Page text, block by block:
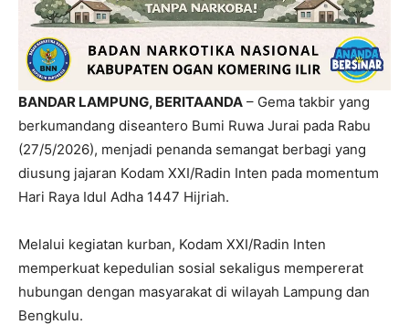
BANDAR LAMPUNG, BERITAANDA – Gema takbir yang
berkumandang diseantero Bumi Ruwa Jurai pada Rabu
(27/5/2026), menjadi penanda semangat berbagi yang
diusung jajaran Kodam XXI/Radin Inten pada momentum
Hari Raya Idul Adha 1447 Hijriah.
Melalui kegiatan kurban, Kodam XXI/Radin Inten
memperkuat kepedulian sosial sekaligus mempererat
hubungan dengan masyarakat di wilayah Lampung dan
Bengkulu.